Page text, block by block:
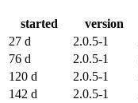
started version
27 d
2.0.5-1
76 d
2.0.5-1
120 d
2.0.5-1
142 d
2.0.5-1